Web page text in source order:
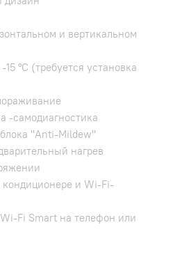
и вертикальном
°С (требуется установка
-самодиагностика
"Anti-Mildew"
нагрев
и Wi-Fi-
Fi Smart на телефон или